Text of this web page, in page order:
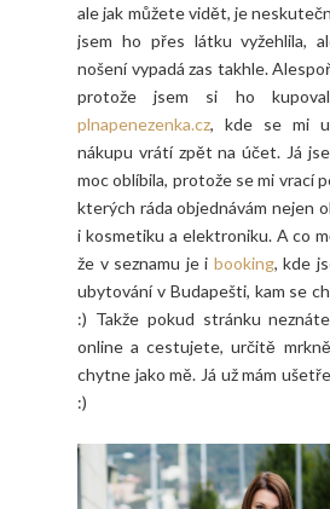
ale jak můžete vidět, je
jsem ho přes látku vyžehlila,
nošení vypadá zas takhle.
protože jsem si ho
plnapenezenka.cz, kde se mi
nákupu vrátí zpět na účet. Já
moc oblíbila, protože se mi vrací
kterých ráda objednávám nejen
i kosmetiku a elektroniku. A co
že v seznamu je i booking, kde
ubytování v Budapešti, kam se
:) Takže pokud stránku
online a cestujete, určitě
chytne jako mě. Já už mám
:)